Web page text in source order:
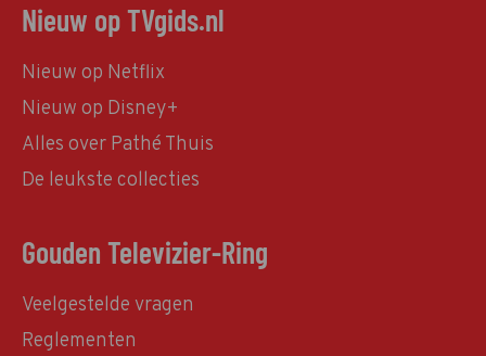
Nieuw op TVgids.nl
Nieuw op Netflix
Nieuw op Disney+
Alles over Pathé Thuis
De leukste collecties
Gouden Televizier-Ring
Veelgestelde vragen
Reglementen